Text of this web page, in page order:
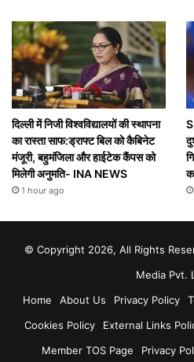
दिल्ली में निजी विश्वविद्यालयों की स्थापना
का रास्ता साफ:ड्राफ्ट बिल को कैबिनेट
मंजूरी, बहुमंजिला और हाईटेक कैंपस को
मिलेगी अनुमति- INA NEWS
1 hour ago
© Copyright 2026, All Rights
Media Pvt.
Home
About Us Privacy Policy
Cookies Policy
External Links
Member TOS Page
Privacy